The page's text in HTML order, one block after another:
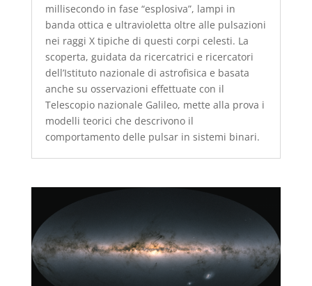
millisecondo in fase “esplosiva”, lampi in
banda ottica e ultravioletta oltre alle pulsazioni
nei raggi X tipiche di questi corpi celesti. La
scoperta, guidata da ricercatrici e ricercatori
dell’Istituto nazionale di astrofisica e basata
anche su osservazioni effettuate con il
Telescopio nazionale Galileo, mette alla prova i
modelli teorici che descrivono il
comportamento delle pulsar in sistemi binari.